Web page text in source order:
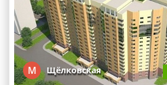
М Щёлковская